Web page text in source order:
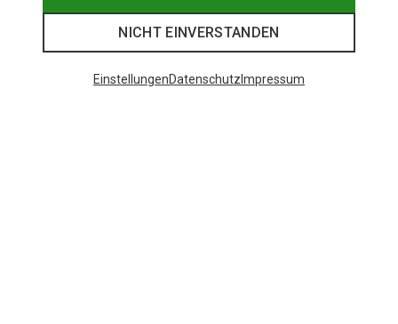
NICHT EINVERSTANDEN
EinstellungenDatenschutz Impressum